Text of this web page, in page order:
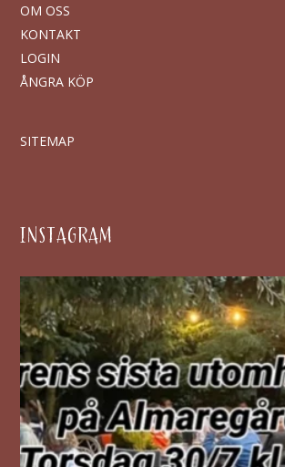
OM OSS
KONTAKT
LOGIN
ÅNGRA KÖP
SITEMAP
INSTAGRAM